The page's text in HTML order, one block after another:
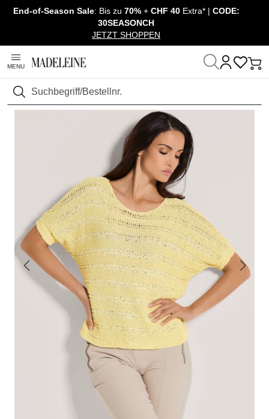
Navigation überspringen, direkt zum Inhalt
End-of-Season Sale: Bis zu 70%+ CHF 40 Extra* | CODE:
30SEASONCH
JETZT SHOPPEN
MENU
Suchen
Startseite Mode Pullover & Strick